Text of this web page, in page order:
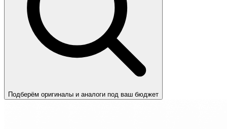
Подберём оригиналы и аналоги под ваш бюджет